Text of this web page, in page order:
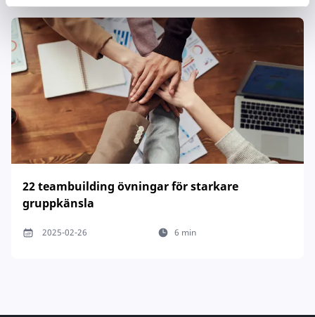
22 teambuilding övningar för starkare
gruppkänsla
2025-02-26 6 min